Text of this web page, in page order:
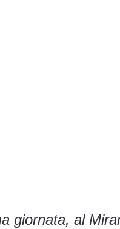
giornata, al